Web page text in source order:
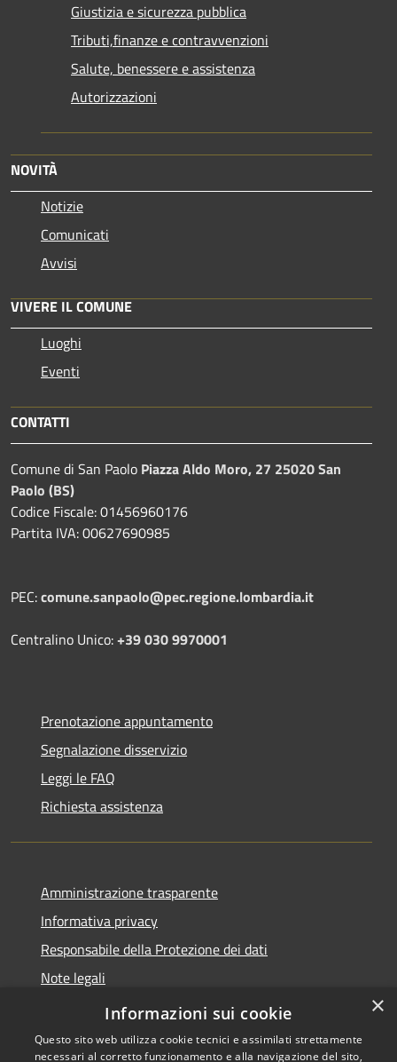
Giustizia e sicurezza pubblica
Tributi,finanze e contravvenzioni
Salute, benessere e assistenza
Autorizzazioni
NOVITÀ
Notizie
Comunicati
Avvisi
VIVERE IL COMUNE
Luoghi
Eventi
CONTATTI
Comune di San Paolo Piazza Aldo Moro, 27 25020 San
Paolo (BS)
Codice Fiscale: 01456960176
Partita IVA: 00627690985
PEC:comune.sanpaolo@pec.regione.lombardia.it
Centralino Unico:+39 030 9970001
Prenotazione appuntamento
Segnalazione disservizio
Leggi le FAQ
Richiesta assistenza
Amministrazione trasparente
Informativa privacy
Responsabile della Protezione dei dati
Note legali
Dichiarazione di accessibilità
×
Informazioni sui cookie
Questo sito web utilizza cookie tecnici e assimilati strettamente
necessari al corretto funzionamento e alla navigazione del sito,